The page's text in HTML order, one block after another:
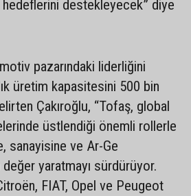
destekleyecek” diye
pazarındaki liderliğini
üretim kapasitesini 500 bin
Çakıroğlu, “Tofaş, global
üstlendiği önemli rollerle
sanayisine ve Ar-Ge
yaratmayı sürdürüyor.
FIAT, Opel ve Peugeot